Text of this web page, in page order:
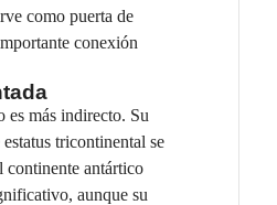
como puerta de
conexión
es más indirecto. Su
tricontinental se
continente antártico
aunque su